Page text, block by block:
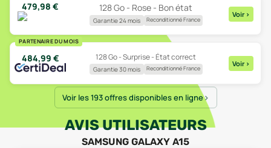
479,98 € 128 Go - Rose - Bon état
Garantie 24 mois Reconditionné France
Voir >
PARTENAIRE DU MOIS
484,99 € 128 Go - Surprise - État correct
Garantie 30 mois Reconditionné France
Voir >
Voir les 193 offres disponibles en ligne
AVIS UTILISATEURS
SAMSUNG GALAXY A15